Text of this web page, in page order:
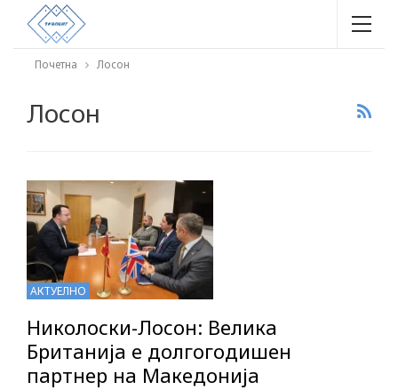
Почетна Лосон
Лосон
АКТУЕЛНО
Николоски-Лосон: Велика
Британија е долгогодишен
партнер на Македонија